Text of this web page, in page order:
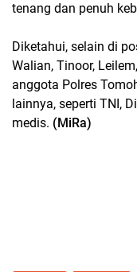
tenang dan penuh
Diketahui, selain di
Walian, Tinoor,
anggota Polres
lainnya, seperti TNI,
medis. (MiRa)